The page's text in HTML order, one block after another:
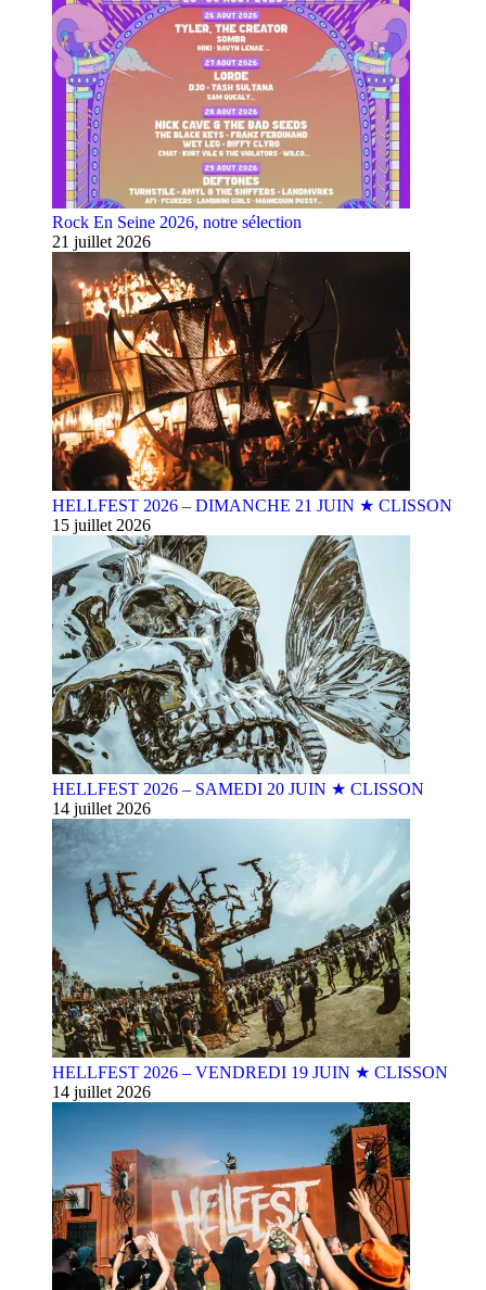
Rock En Seine 2026, notre sélection
21 juillet 2026
HELLFEST 2026 – DIMANCHE 21 JUIN ★ CLISSON
15 juillet 2026
HELLFEST 2026 – SAMEDI 20 JUIN ★ CLISSON
14 juillet 2026
HELLFEST 2026 – VENDREDI 19 JUIN ★ CLISSON
14 juillet 2026